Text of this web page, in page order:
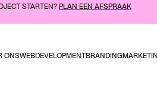
ONSWEBDEVELOPMENTBRANDING
STARTEN? PLAN EEN AFSPRAAK